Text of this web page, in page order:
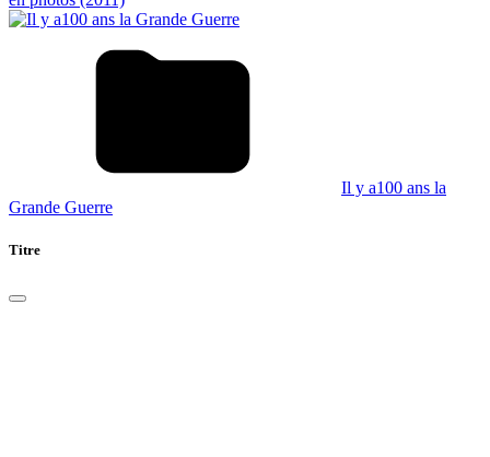
Il y a100 ans la
Grande Guerre
Titre